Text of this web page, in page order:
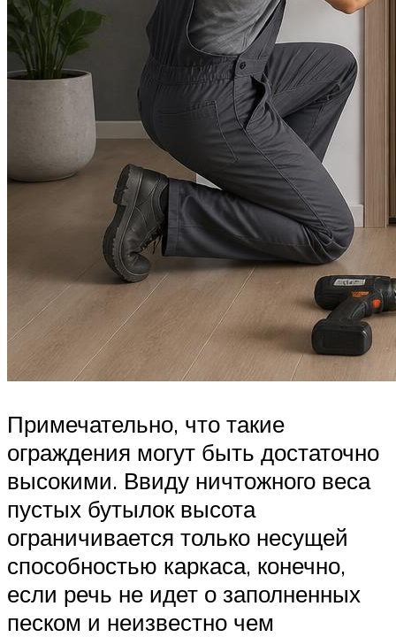
Примечательно, что такие
ограждения могут быть достаточно
высокими. Ввиду ничтожного веса
пустых бутылок высота
ограничивается только несущей
способностью каркаса, конечно,
если речь не идет о заполненных
песком и неизвестно чем